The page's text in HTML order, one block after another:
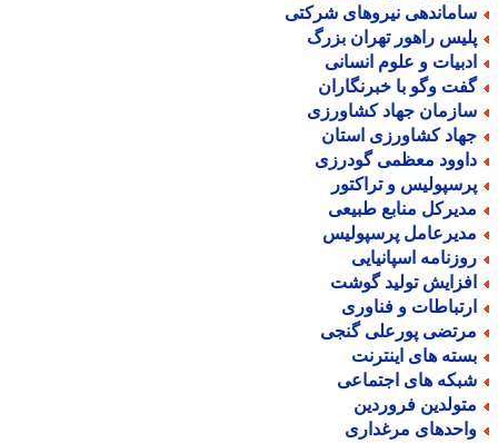
نیروهای شرکتی
راهور تهران بزرگ
و علوم انسانی
وگو با خبرنگاران
جهاد کشاورزی
کشاورزی استان
معظمی گودرزی
و تراکتور
منابع طبیعی
پرسپولیس
اسپانیایی
تولید گوشت
و فناوری
پورعلی گنجی
های اینترنت
های اجتماعی
فروردین
مرغداری